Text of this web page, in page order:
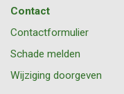
Contact
Contactformulier
Schade melden
Wijziging doorgeven